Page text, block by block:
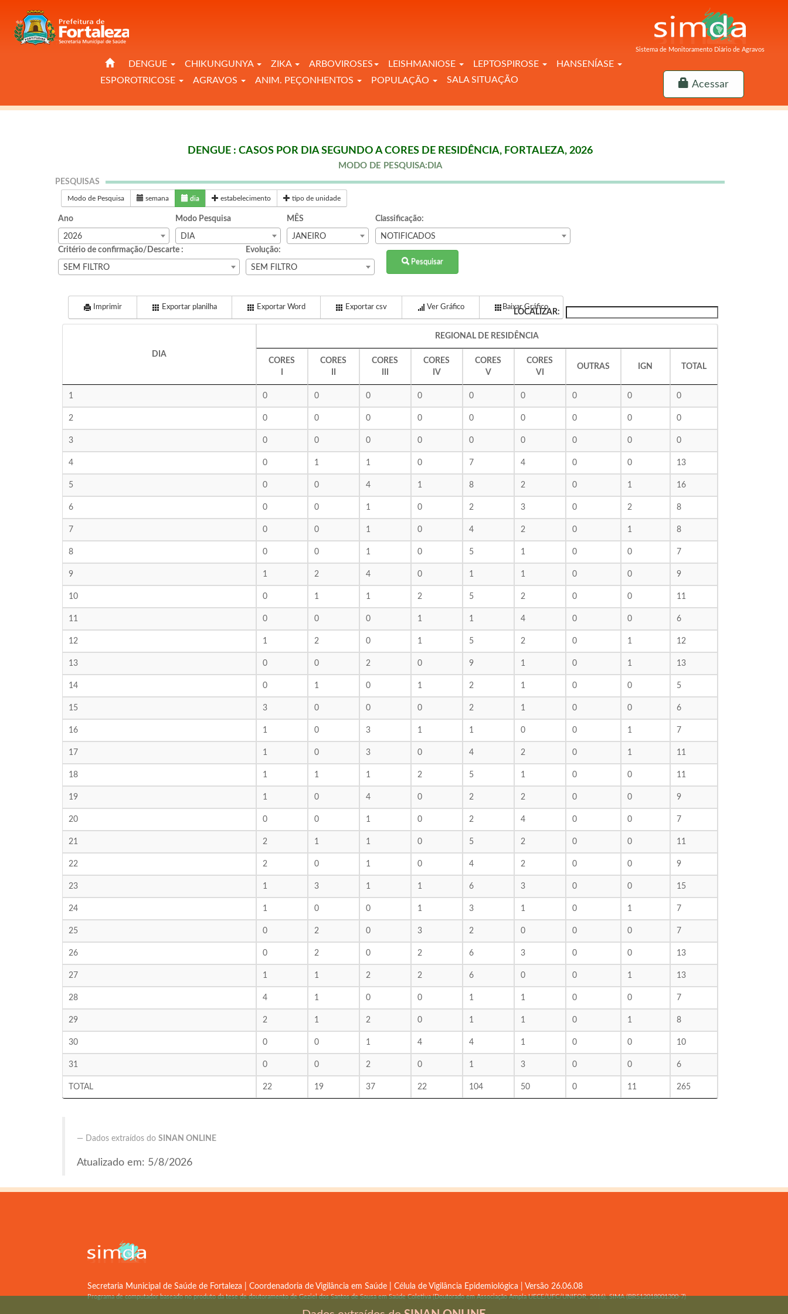
Sistema de Monitoramento Diário de Agravos
DENGUE CHIKUNGUNYA ZIKA ARBOVIROSES LEISHMANIOSE LEPTOSPIROSE
HANSENÍASE
ESPOROTRICOSE
AGRAVOS ANIM. PEÇONHENTOS POPULAÇÃO SALA SITUAÇÃO Acessar
DENGUE : CASOS POR DIA SEGUNDO A CORES DE RESIDÊNCIA, FORTALEZA, 2026
MODO DE PESQUISA:DIA
PESQUISAS
Modo de Pesquisa semana dia estabelecimento tipo de unidade
Ano
2026
Modo Pesquisa
DIA
MÊS
JANEIRO
Classificação:
NOTIFICADOS
Critério de confirmação/Descarte :
SEM FILTRO
Evolução:
SEM FILTRO
Pesquisar
Imprimir Exportar planilha Exportar Word Exportar csv Ver Gráfico Baixar Gráfico
LOCALIZAR:
DIA
REGIONAL DE RESIDÊNCIA
CORES
CORES
CORES
CORES
IV
CORES
V
CORES
VI
OUTRAS IGN TOTAL
1 0 0 0 0 0 0 0 0 0
2 0 0 0 0 0 0 0 0 0
3 0 0 0 0 0 0 0 0 0
4 0 1 1 0 7 4 0 0 13
5 0 0 4 1 8 2 0 1 16
6 0 0 1 0 2 3 0 2 8
7 0 0 1 0 4 2 0 1 8
8 0 0 1 0 5 1 0 0 7
9 1 2 4 0 1 1 0 0 9
10 0 1 1 2 5 2 0 0 11
11 0 0 0 1 1 4 0 0 6
12 1 2 0 1 5 2 0 1 12
13 0 0 2 0 9 1 0 1 13
14 0 1 0 1 2 1 0 0 5
15 3 0 0 0 2 1 0 0 6
16 1 0 3 1 1 0 0 1 7
17 1 0 3 0 4 2 0 1 11
18 1 1 1 2 5 1 0 0 11
19 1 0 4 0 2 2 0 0 9
20 0 0 1 0 2 4 0 0 7
21 2 1 1 0 5 2 0 0 11
22 2 0 1 0 4 2 0 0 9
23 1 3 1 1 6 3 0 0 15
24 1 0 0 1 3 1 0 1 7
25 0 2 0 3 2 0 0 0 7
26 0 2 0 2 6 3 0 0 13
27 1 1 2 2 6 0 0 1 13
28 4 1 0 0 1 1 0 0 7
29 2 1 2 0 1 1 0 1 8
30 0 0 1 4 4 1 0 0 10
31 0 0 2 0 1 3 0 0 6
TOTAL 22 19 37 22 104 50 0 11 265
Dados extraídos do SINAN ONLINE
Atualizado em: 5/8/2026
Secretaria Municipal de Saúde de Fortaleza | Coordenadoria de Vigilância em Saúde | Célula de Vigilância Epidemiológica | Versão 26.06.08
Programa de computador baseado no produto da tese de doutoramento de Geziel dos Santos de Sousa em Saúde Coletiva (Doutorado em Associação Ampla UECE/UFC/UNIFOR, 2016). SIMA (BR512018001300-7)